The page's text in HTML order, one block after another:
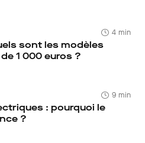
4 min
sont les modèles
1 000 euros ?
9 min
: pourquoi le
?